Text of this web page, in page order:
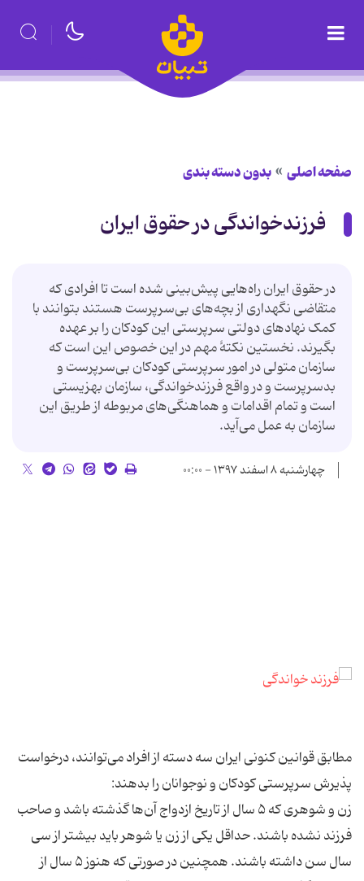
صفحه اصلی بدون دسته بندی
فرزندخواندگی در حقوق ایران
در حقوق ایران راه‌هایی پیش‌بینی شده است تا افرادی که
متقاضی نگهداری از بچه‌های بی‌سرپرست هستند بتوانند با
کمک نهادهای دولتی سرپرستی این کودکان را بر عهده
بگیرند. نخستین نکتهٔ مهم در این خصوص این است که
سازمان متولی در امور سرپرستی کودکان بی‌سرپرست و
بد‌سرپرست و در واقع فرزندخواندگی، سازمان بهزیستی
است و تمام اقدامات و هماهنگی‌های مربوطه از طریق این
سازمان به عمل می‌آید.
چهارشنبه ۸ اسفند ۱۳۹۷ - ۰۰:۰۰
مطابق قوانین کنونی ایران سه دسته از افراد می‌توانند، درخواست
پذیرش سرپرستی کودکان و نوجوانان را بدهند:
زن و شوهری که ۵ سال از تاریخ ازدواج آن‌ها گذشته باشد و صاحب
فرزند نشده باشند. حداقل یکی از زن یا شوهر باید بیشتر از سی
سال سن داشته باشند. همچنین در صورتی که هنوز ۵ سال از